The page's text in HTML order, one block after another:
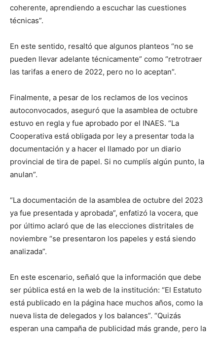
coherente, aprendiendo a escuchar las cuestiones
técnicas”.
En este sentido, resaltó que algunos planteos “no se
pueden llevar adelante técnicamente” como “retrotraer
las tarifas a enero de 2022, pero no lo aceptan”.
Finalmente, a pesar de los reclamos de los vecinos
autoconvocados, aseguró que la asamblea de octubre
estuvo en regla y fue aprobado por el INAES. “La
Cooperativa está obligada por ley a presentar toda la
documentación y a hacer el llamado por un diario
provincial de tira de papel. Si no cumplís algún punto, la
anulan”.
“La documentación de la asamblea de octubre del 2023
ya fue presentada y aprobada”, enfatizó la vocera, que
por último aclaró que de las elecciones distritales de
noviembre “se presentaron los papeles y está siendo
analizada”.
En este escenario, señaló que la información que debe
ser pública está en la web de la institución: “El Estatuto
está publicado en la página hace muchos años, como la
nueva lista de delegados y los balances”. “Quizás
esperan una campaña de publicidad más grande, pero la